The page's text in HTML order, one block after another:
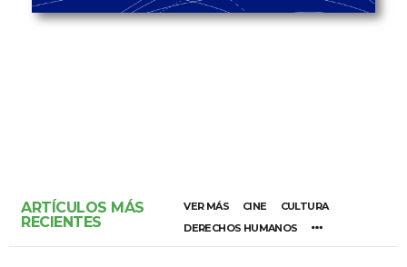
ARTÍCULOS MÁS
RECIENTES
VER MÁS CINE
CULTURA
DERECHOS HUMANOS